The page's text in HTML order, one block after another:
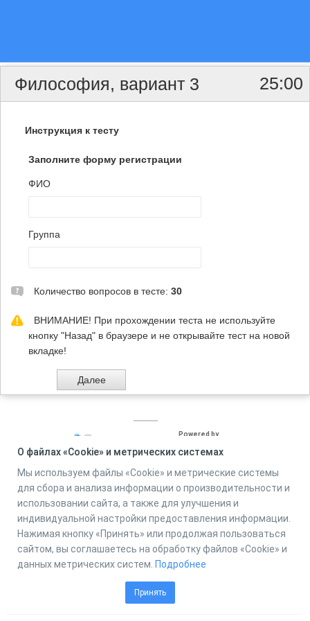
25:00
Философия, вариант 3
Инструкция к тесту
Заполните форму регистрации
ФИО
Группа
Количество вопросов в тесте: 30
ВНИМАНИЕ! При прохождении теста не используйте
кнопку "Назад" в браузере и не открывайте тест на новой
вкладке!
Powered by
Online Test Pad
О файлах «Cookie» и метрических системах
Мы используем файлы «Cookie» и метрические системы
для сбора и анализа информации о производительности и
использовании сайта, а также для улучшения и
индивидуальной настройки предоставления информации.
Нажимая кнопку «Принять» или продолжая пользоваться
сайтом, вы соглашаетесь на обработку файлов «Cookie» и
данных метрических систем. Подробнее
Принять